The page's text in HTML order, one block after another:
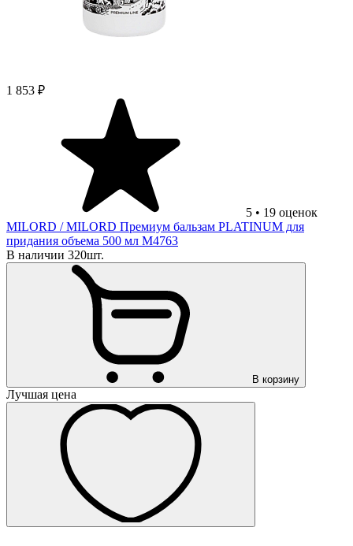
1 853 ₽
5 • 19 оценок
MILORD / MILORD Премиум бальзам PLATINUM для
придания объема 500 мл М4763
В наличии 320шт.
В корзину
Лучшая цена